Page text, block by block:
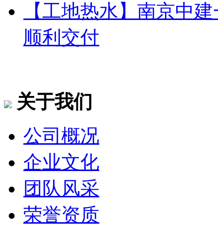
【工地热水】南京中
顺利交付
关于我们
公司概况
企业文化
团队风采
荣誉资质